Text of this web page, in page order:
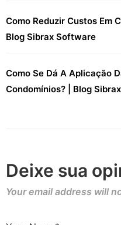
Como Reduzir Custos Em
Blog Sibrax Software
Como Se Dá A Aplicação
Condomínios? | Blog
Deixe sua
Your email address will